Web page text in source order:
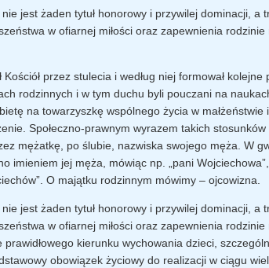
nie jest żaden tytuł honorowy i przywilej dominacji, a
w ofiarnej miłości oraz zapewnienia
Kościół przez stulecia i według niej formował
rodzinnych i w tym duchu byli pouczani na
na towarzyszkę wspólnego życia w małżeństwie
Społeczno-prawnym wyrazem takich
mężatkę, po ślubie, nazwiska swojego męża. W
imieniem jej męża, mówiąc np. „pani
O majątku rodzinnym mówimy – ojcowizna.
nie jest żaden tytuł honorowy i przywilej dominacji, a
w ofiarnej miłości oraz zapewnienia
prawidłowego kierunku wychowania dzieci,
obowiązek życiowy do realizacji w ciągu